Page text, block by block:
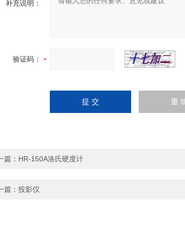
补充说明：
验证码：
篇： HR-150A洛氏硬度计
篇： 投影仪